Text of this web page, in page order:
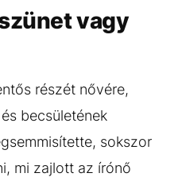
vagy
részét nővére,
becsületének
sokszor
mi zajlott az írónő